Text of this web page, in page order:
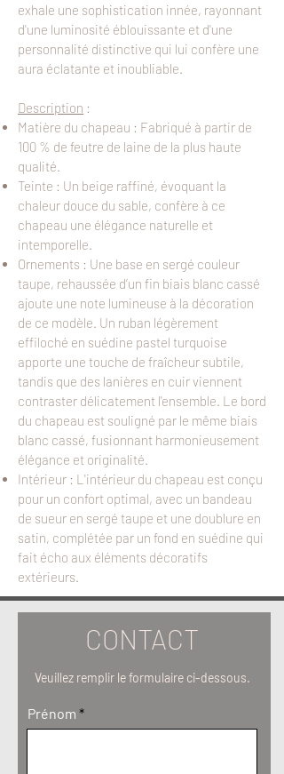
exhale une sophistication innée, rayonnant
d'une luminosité éblouissante et d'une
personnalité distinctive qui lui confère une
aura éclatante et inoubliable.
Description :
Matière du chapeau : Fabriqué à partir de
100 % de feutre de laine de la plus haute
qualité.
Teinte : Un beige raffiné, évoquant la
chaleur douce du sable, confère à ce
chapeau une élégance naturelle et
intemporelle.
Ornements : Une base en sergé couleur
taupe, rehaussée d’un fin biais blanc cassé
ajoute une note lumineuse à la décoration
de ce modèle. Un ruban légèrement
effiloché en suédine pastel turquoise
apporte une touche de fraîcheur subtile,
tandis que des lanières en cuir viennent
contraster délicatement l'ensemble. Le bord
du chapeau est souligné par le même biais
blanc cassé, fusionnant harmonieusement
élégance et originalité.
Intérieur : L'intérieur du chapeau est conçu
pour un confort optimal, avec un bandeau
de sueur en sergé taupe et une doublure en
satin, complétée par un fond en suédine qui
fait écho aux éléments décoratifs
extérieurs.
CONTACT
Veuillez remplir le formulaire ci-dessous.
Prénom